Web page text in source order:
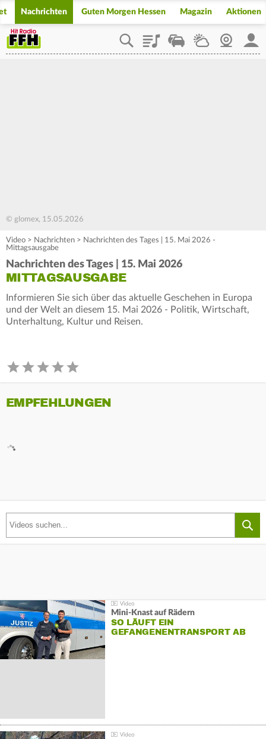
Nachrichten Guten Morgen Hessen Magazin Aktionen
PlaylistStaupilotWetterWebcam
© glomex, 15.05.2026
Video > Nachrichten > Nachrichten des Tages | 15. Mai 2026 -
Mittagsausgabe
Nachrichten des Tages | 15. Mai 2026
MITTAGSAUSGABE
Informieren Sie sich über das aktuelle Geschehen in Europa
und der Welt an diesem 15. Mai 2026 - Politik, Wirtschaft,
Unterhaltung, Kultur und Reisen.
EMPFEHLUNGEN
Mini-Knast auf Rädern
SO LÄUFT EIN
GEFANGENENTRANSPORT AB